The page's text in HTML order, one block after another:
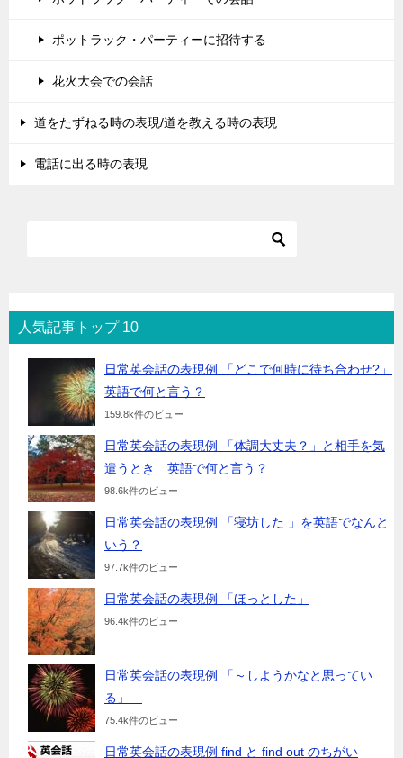
ポットラック・パーティーに招待する
花火大会での会話
道をたずねる時の表現/道を教える時の表現
電話に出る時の表現
人気記事トップ 10
日常英会話の表現例 「どこで何時に待ち合わせ?」
英語で何と言う？
159.8k件のビュー
日常英会話の表現例 「体調大丈夫？」と相手を気
遣うとき 英語で何と言う？
98.6k件のビュー
日常英会話の表現例 「寝坊した 」を英語でなんと
いう？
97.7k件のビュー
日常英会話の表現例 「ほっとした」
96.4k件のビュー
日常英会話の表現例 「～しようかなと思ってい
る」
75.4k件のビュー
日常英会話の表現例 find と find out のちがい